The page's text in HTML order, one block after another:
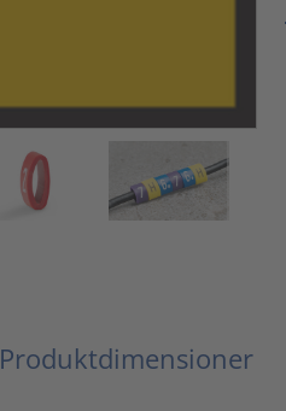
Produktdimensioner